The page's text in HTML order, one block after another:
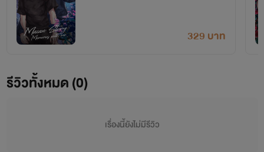
329 บาท
รีวิวทั้งหมด (0)
เรื่องนี้ยังไม่มีรีวิว